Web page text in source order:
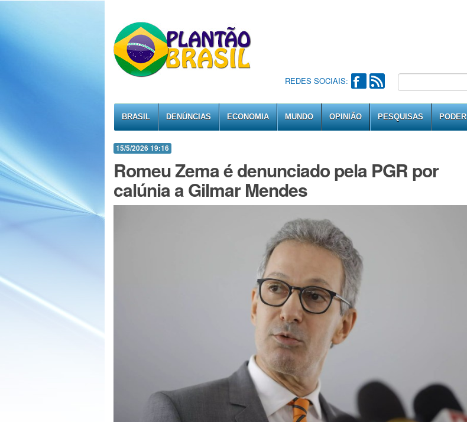
REDES SOCIAIS:
BRASIL DENÚNCIAS ECONOMIA MUNDO OPINIÃO PESQUISAS PODER
15/5/2026 19:16
Romeu Zema é denunciado pela PGR por
calúnia a Gilmar Mendes